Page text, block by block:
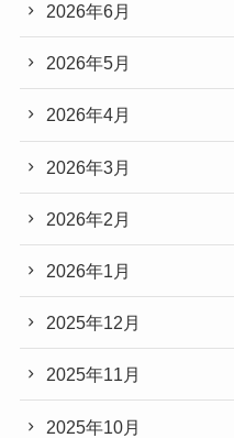
2026年6月
2026年5月
2026年4月
2026年3月
2026年2月
2026年1月
2025年12月
2025年11月
2025年10月